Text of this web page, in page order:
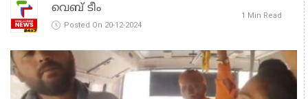
വെബ് ടീം
Posted On 20-12-2024
1 Min Read